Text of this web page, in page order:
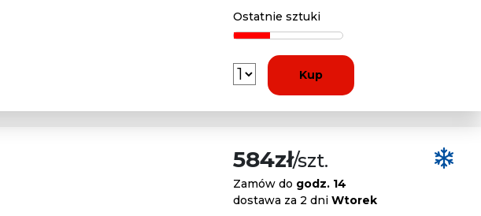
Ostatnie sztuki
Kup
584zł/szt.
Zamów do godz. 14
dostawa za 2 dni Wtorek